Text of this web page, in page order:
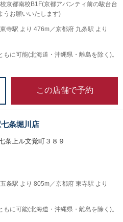
京都南校B1F(京都アバンティ前の駿台台
うお願いいたします)
寺駅 より 476m／京都府 九条駅 より
に可能(北海道・沖縄県・離島を除く)。
この店舗で予約
条堀川店
条上ル文覚町３８９
条駅 より 805m／京都府 東寺駅 より
に可能(北海道・沖縄県・離島を除く)。